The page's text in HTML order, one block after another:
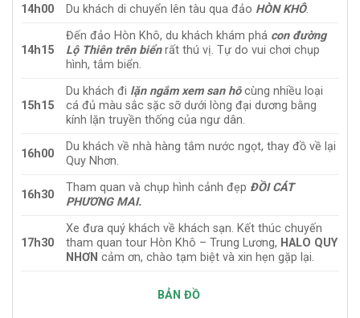
14h00
Du khách di chuyển lên tàu qua đảo HÒN KHÔ.
14h15
Đến đảo Hòn Khô, du khách khám phá con đường
Lộ Thiên trên biểnrất thú vị. Tự do vui chơi chụp
hình, tắm biển.
15h15
Du khách đi lặn ngắm xem san hô cùng nhiều loại
cá đủ màu sắc sặc sỡ dưới lòng đại dương bằng
kính lặn truyền thống của ngư dân.
16h00
Du khách về nhà hàng tắm nước ngọt, thay đồ về lại
Quy Nhơn.
16h30
Tham quan và chụp hình cảnh đẹp ĐỒI CÁT
PHƯƠNG MAI.
17h30
Xe đưa quý khách về khách sạn. Kết thúc chuyến
tham quan tour Hòn Khô – Trung Lương, HALO QUY
NHƠN cảm ơn, chào tạm biệt và xin hẹn gặp lại.
BẢN ĐỒ